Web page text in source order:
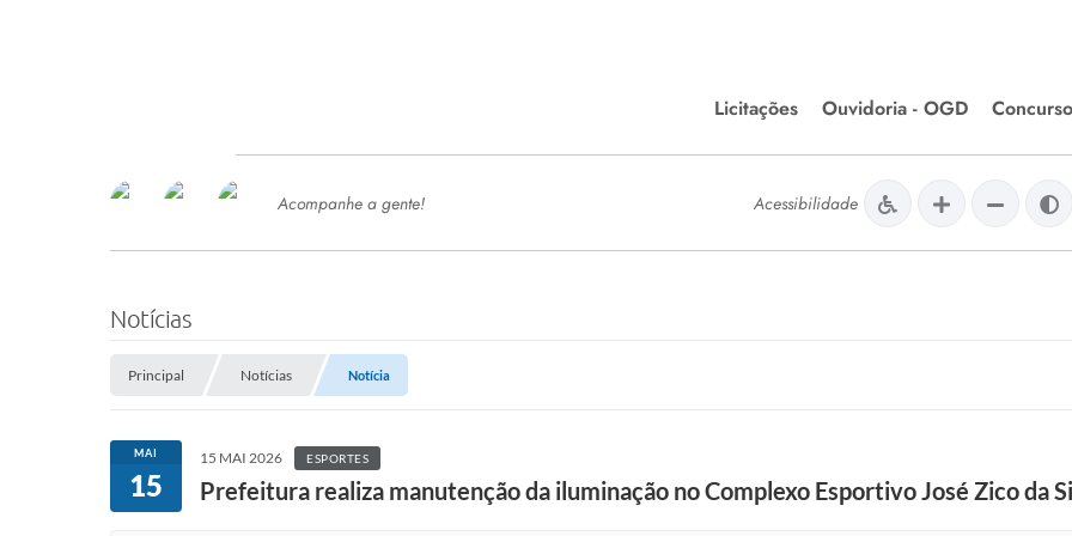
Licitações
Editais de Licitações
Chamamentos Públicos
Ouvidoria - OGD
SERVIÇOS
SEMED
Processo de Contratação -
Concursos e Processos Seletivos
Esporte
Meio Ambiente
Acompanhe a gente! Acessibilidade
Notícias
Principal Notícias Notícia
MAI
15
15 MAI 2026 ESPORTES
Prefeitura realiza manutenção da iluminação no Complexo Esportivo José Zico da